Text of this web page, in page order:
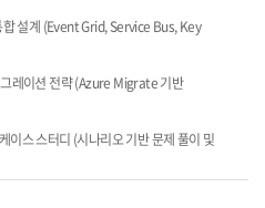
설계 (Event Grid, Service Bus, Key
레이션 전략 (Azure Migrate 기반
이스 스터디 (시나리오 기반 문제 풀이 및